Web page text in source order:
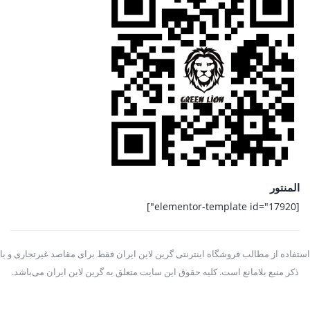
المنتور
[elementor-template id="17920"]
استفاده از مطالب فروشگاه اینترنتی گرین لاین ایران فقط برای مقاصد غیرتجاری و با
ذکر منبع بلامانع است. کلیه حقوق این سایت متعلق به گرین لاین ایران می‌باشد.